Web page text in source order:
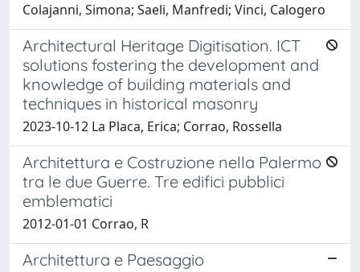
Colajanni, Simona; Saeli, Manfredi; Vinci, Calogero
Architectural Heritage Digitisation. ICT
solutions fostering the development and
knowledge of building materials and
techniques in historical masonry
2023-10-12 La Placa, Erica; Corrao, Rossella
Architettura e Costruzione nella Palermo
tra le due Guerre. Tre edifici pubblici
emblematici
2012-01-01 Corrao, R
Architettura e Paesaggio